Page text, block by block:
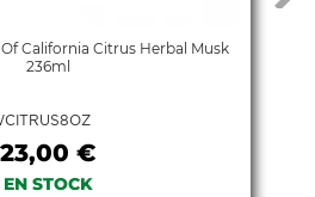
California Citrus Herbal Musk
236ml
23,00 €
EN STOCK